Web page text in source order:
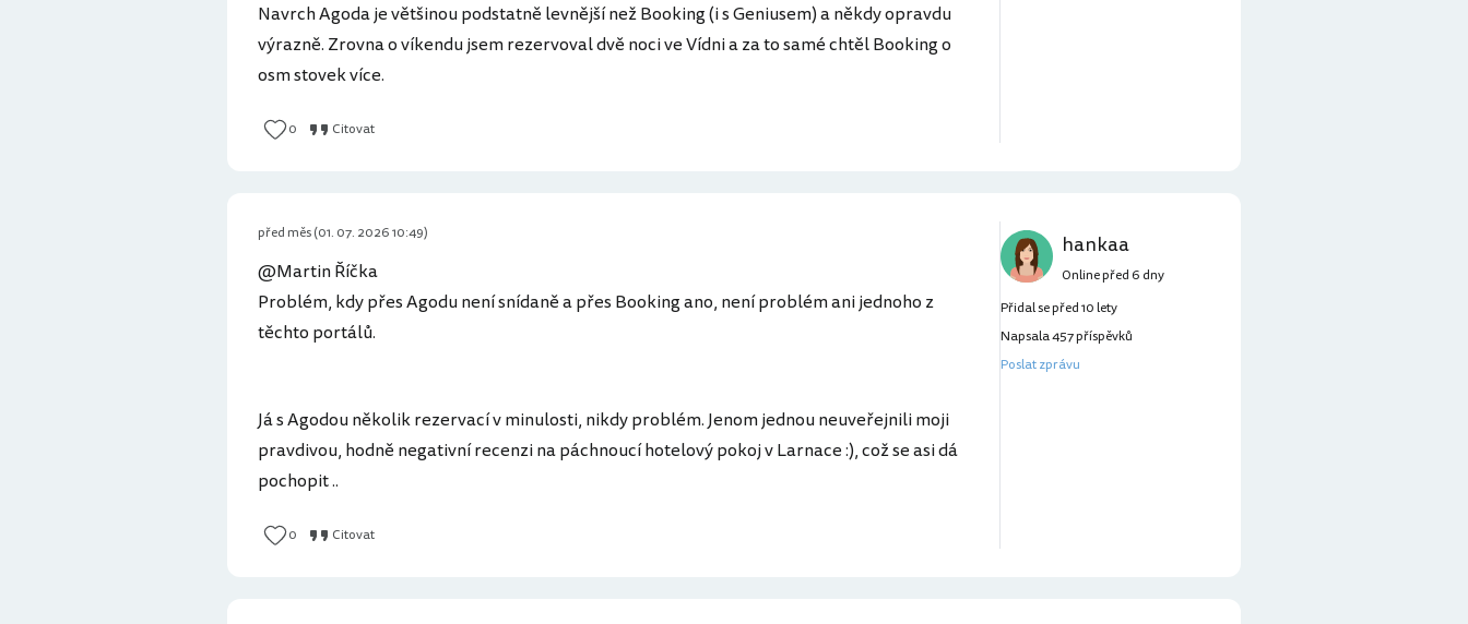
Navrch Agoda je většinou podstatně levnější než Booking (i s Geniusem) a někdy opravdu
výrazně. Zrovna o víkendu jsem rezervoval dvě noci ve Vídni a za to samé chtěl Booking o
osm stovek více.
0 Citovat
@Martin Říčka
Problém, kdy přes Agodu není snídaně a přes Booking ano, není problém ani jednoho z
těchto portálů.
Já s Agodou několik rezervací v minulosti, nikdy problém. Jenom jednou neuveřejnili moji
pravdivou, hodně negativní recenzi na páchnoucí hotelový pokoj v Larnace :), což se asi dá
pochopit ..
0 Citovat
hankaa
před měs (01. 07. 2026 10:49)
Online před 6 dny
Přidal se před 10 lety
Napsala 457 příspěvků
Poslat zprávu